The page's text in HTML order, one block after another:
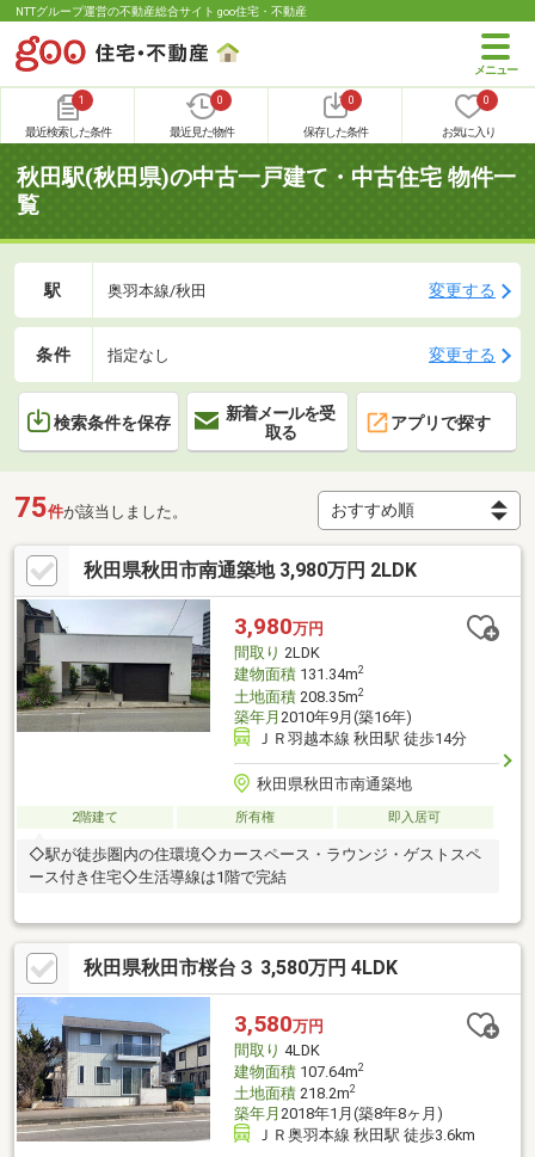
NTTグループ運営の不動産総合サイト goo住宅・不動産
1
最近検索した条件
0
最近見た物件
0
保存した条件
0
お気に入り
秋田駅(秋田県)の中古一戸建て・中古住宅 物件一
覧
駅 奥羽本線/秋田 変更する
条件 指定なし 変更する
検索条件を保存
新着メールを受
取る
アプリで探す
75件が該当しました。
秋田県秋田市南通築地 3,980万円 2LDK
3,980万円
間取り 2LDK
建物面積131.34m2
土地面積208.35m2
築年月 2010年9月(築16年)
ＪＲ羽越本線 秋田駅 徒歩14分
秋田県秋田市南通築地
2階建て 所有権 即入居可
◇駅が徒歩圏内の住環境◇カースペース・ラウンジ・ゲストスペ
ース付き住宅◇生活導線は1階で完結
秋田県秋田市桜台３ 3,580万円 4LDK
3,580万円
間取り 4LDK
建物面積107.64m2
土地面積218.2m2
築年月 2018年1月(築8年8ヶ月)
ＪＲ奥羽本線 秋田駅 徒歩3.6km